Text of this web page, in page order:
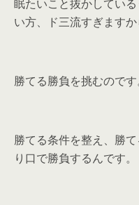
眠たいこと抜かしている
い方、ド三流すぎますか
勝てる勝負を挑むのです
勝てる条件を整え、勝
り口で勝負するんです。